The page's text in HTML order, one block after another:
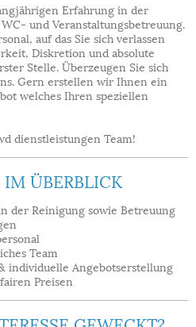
Erfahrung in der
und Veranstaltungsbetreuung.
auf das Sie sich verlassen
Diskretion und absolute
Stelle. Überzeugen Sie sich
Gern erstellen wir Ihnen ein
welches Ihren speziellen
dienstleistungen Team!
ÜBERBLICK
der Reinigung sowie Betreuung
Team
individuelle Angebotserstellung
Preisen